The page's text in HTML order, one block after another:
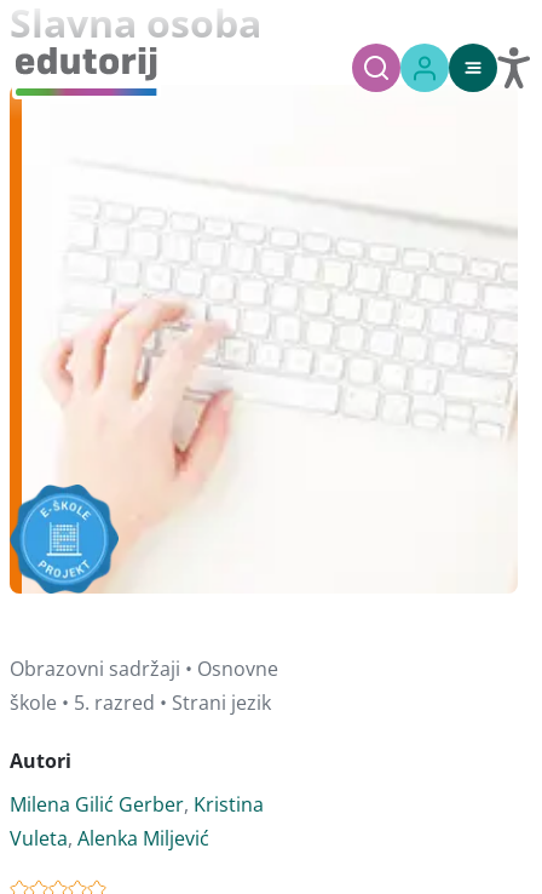
Slavna osoba
Obrazovni sadržaji • Osnovne
škole • 5. razred • Strani jezik
Autori
Milena Gilić Gerber, Kristina
Vuleta, Alenka Miljević